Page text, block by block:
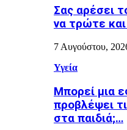
Σας αρέσει
να τρώτε
7 Αυγούστου,
Υγεία
Μπορεί μια
προβλέψει
στα παιδιά;…